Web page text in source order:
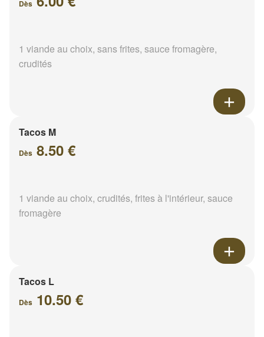
Dès
1 viande au choix, sans frites, sauce fromagère,
crudités
Tacos M
Dès 8.50 €
1 viande au choix, crudités, frites à l'intérieur, sauce
fromagère
Tacos L
Dès 10.50 €